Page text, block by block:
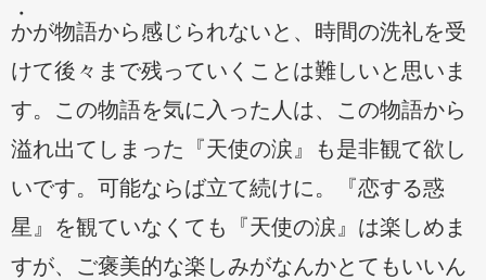
かが物語から感じられないと、時間の洗礼を受
けて後々まで残っていくことは難しいと思いま
す。この物語を気に入った人は、この物語から
溢れ出てしまった『天使の涙』も是非観て欲し
いです。可能ならば立て続けに。『恋する惑
星』を観ていなくても『天使の涙』は楽しめま
すが、ご褒美的な楽しみがなんかとてもいいん